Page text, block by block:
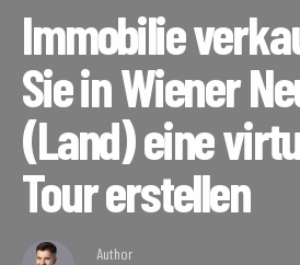
Immobilie
Sie in Wiener
(Land) eine
Tour erstellen
Author